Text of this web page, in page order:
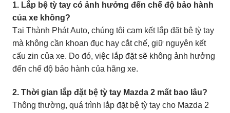
1. Lắp bệ tỳ tay có ảnh hưởng đến chế độ bảo hành
của xe không?
Tại Thành Phát Auto, chúng tôi cam kết lắp đặt bệ tỳ tay
mà không cần khoan đục hay cắt chế, giữ nguyên kết
cấu zin của xe. Do đó, việc lắp đặt sẽ không ảnh hưởng
đến chế độ bảo hành của hãng xe.
2. Thời gian lắp đặt bệ tỳ tay Mazda 2 mất bao lâu?
Thông thường, quá trình lắp đặt bệ tỳ tay cho Mazda 2